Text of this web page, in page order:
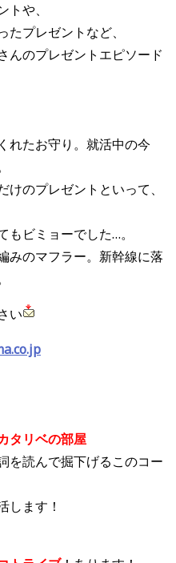
や、
プレゼントなど、
んのプレゼントエピソード
れたお守り。就活中の今
けのプレゼントといって、
ビミョーでした…。
みのマフラー。新幹線に落
い
タリベの部屋
を読んで掘下げるこのコー
します！